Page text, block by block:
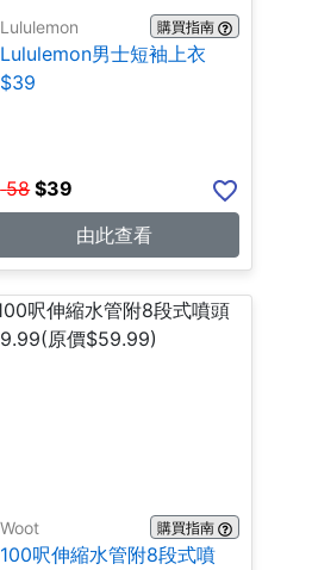
Lululemon 購買指南
Lululemon男士短袖上衣
$39
58 $39
由此查看
Woot 購買指南
100呎伸縮水管附8段式噴